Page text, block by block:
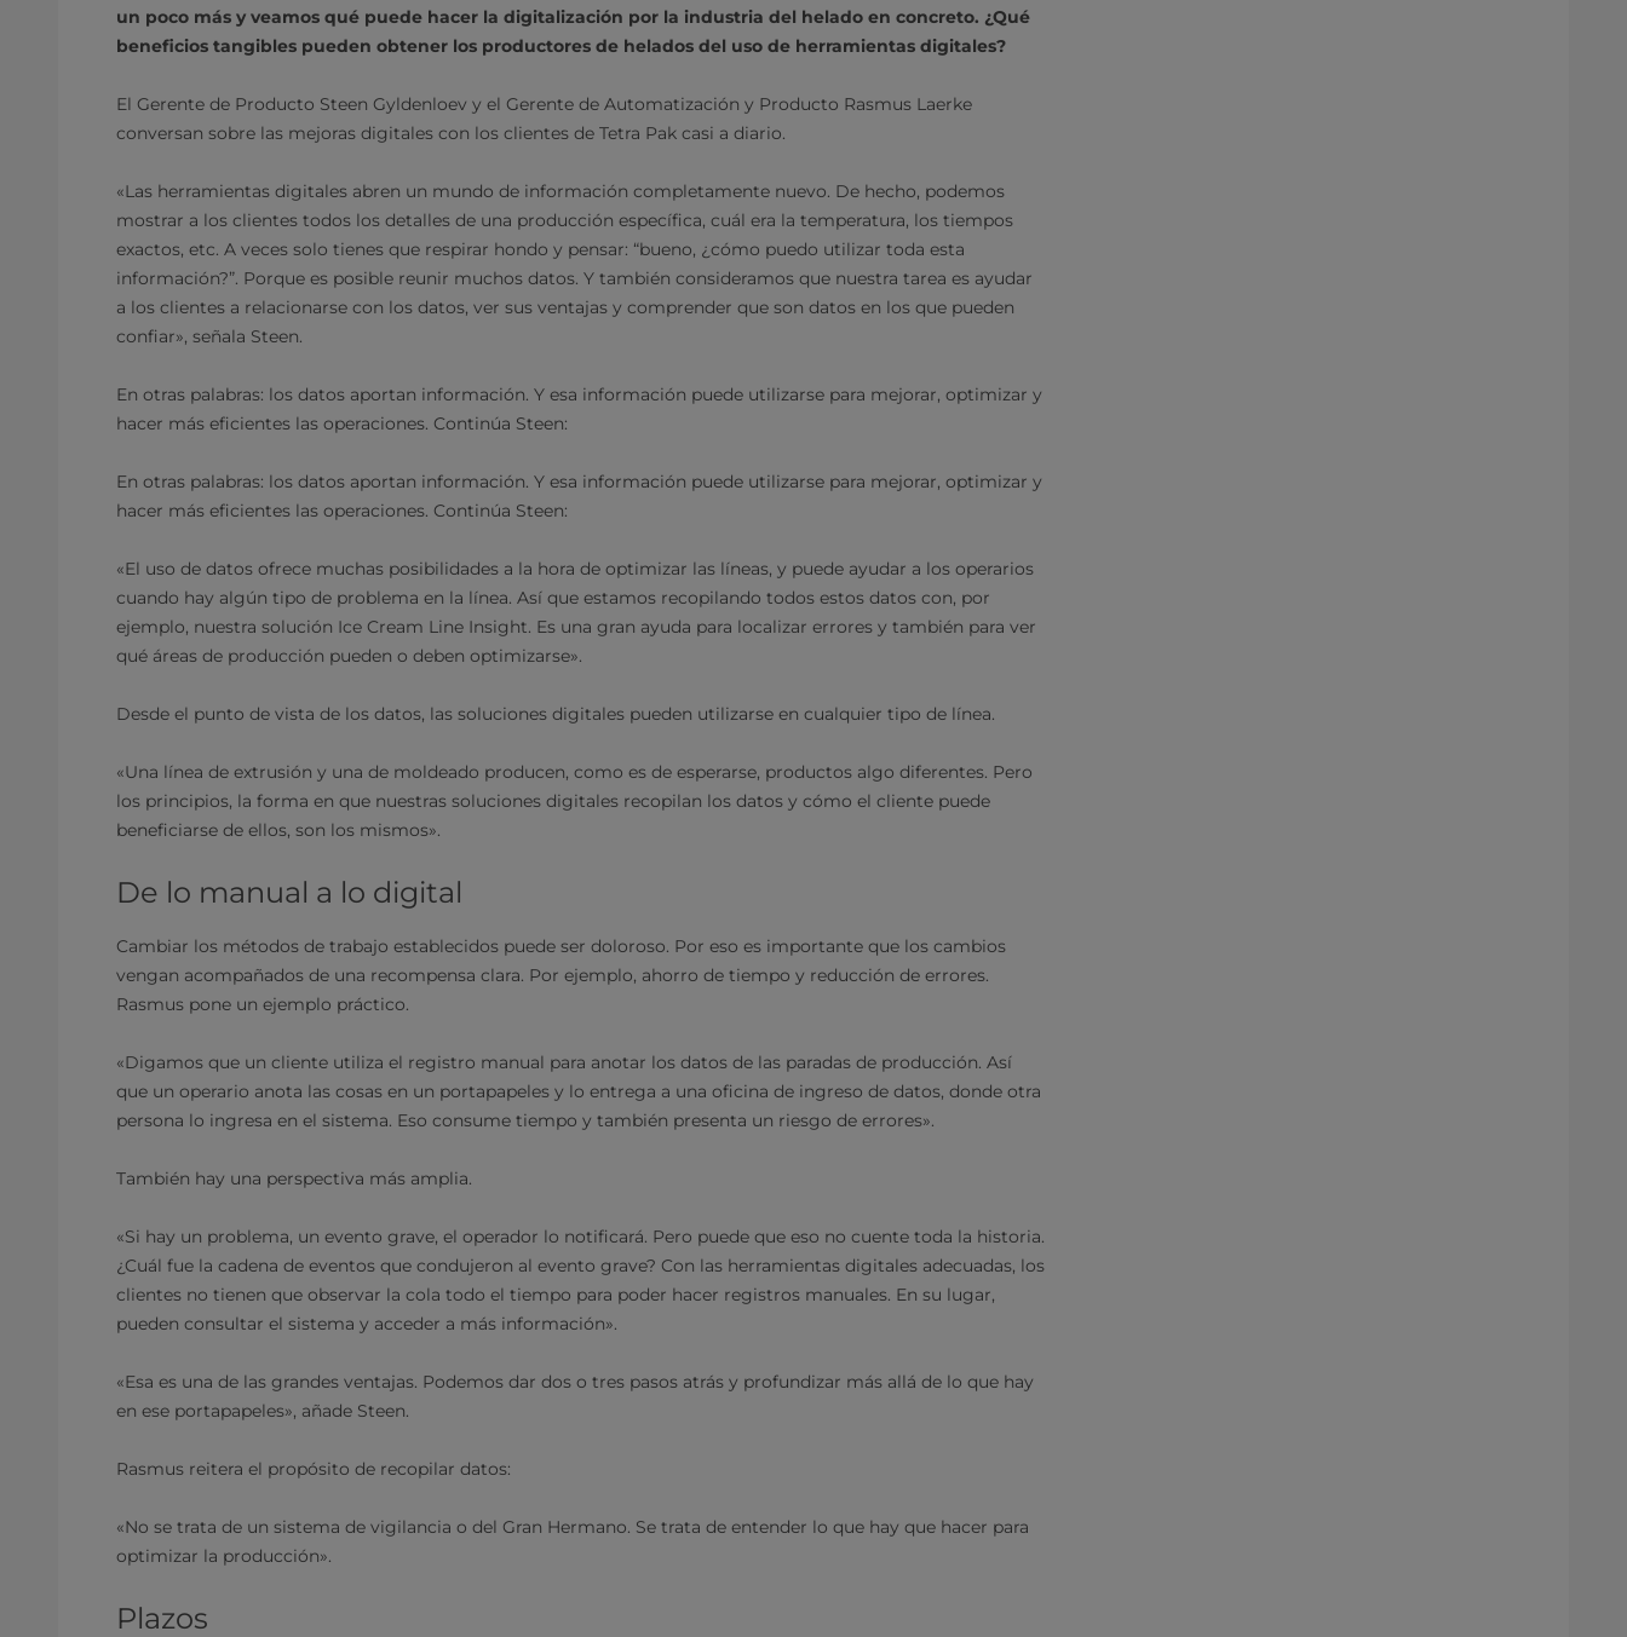
un poco más y veamos qué puede hacer la digitalización por la industria del helado en concreto. ¿Qué
beneficios tangibles pueden obtener los productores de helados del uso de herramientas digitales?
El Gerente de Producto Steen Gyldenloev y el Gerente de Automatización y Producto Rasmus Laerke
conversan sobre las mejoras digitales con los clientes de Tetra Pak casi a diario.
«Las herramientas digitales abren un mundo de información completamente nuevo. De hecho, podemos
mostrar a los clientes todos los detalles de una producción específica, cuál era la temperatura, los tiempos
exactos, etc. A veces solo tienes que respirar hondo y pensar: “bueno, ¿cómo puedo utilizar toda esta
información?”. Porque es posible reunir muchos datos. Y también consideramos que nuestra tarea es ayudar
a los clientes a relacionarse con los datos, ver sus ventajas y comprender que son datos en los que pueden
confiar», señala Steen.
En otras palabras: los datos aportan información. Y esa información puede utilizarse para mejorar, optimizar y
hacer más eficientes las operaciones. Continúa Steen:
En otras palabras: los datos aportan información. Y esa información puede utilizarse para mejorar, optimizar y
hacer más eficientes las operaciones. Continúa Steen:
«El uso de datos ofrece muchas posibilidades a la hora de optimizar las líneas, y puede ayudar a los operarios
cuando hay algún tipo de problema en la línea. Así que estamos recopilando todos estos datos con, por
ejemplo, nuestra solución Ice Cream Line Insight. Es una gran ayuda para localizar errores y también para ver
qué áreas de producción pueden o deben optimizarse».
Desde el punto de vista de los datos, las soluciones digitales pueden utilizarse en cualquier tipo de línea.
«Una línea de extrusión y una de moldeado producen, como es de esperarse, productos algo diferentes. Pero
los principios, la forma en que nuestras soluciones digitales recopilan los datos y cómo el cliente puede
beneficiarse de ellos, son los mismos».
De lo manual a lo digital
Cambiar los métodos de trabajo establecidos puede ser doloroso. Por eso es importante que los cambios
vengan acompañados de una recompensa clara. Por ejemplo, ahorro de tiempo y reducción de errores.
Rasmus pone un ejemplo práctico.
«Digamos que un cliente utiliza el registro manual para anotar los datos de las paradas de producción. Así
que un operario anota las cosas en un portapapeles y lo entrega a una oficina de ingreso de datos, donde otra
persona lo ingresa en el sistema. Eso consume tiempo y también presenta un riesgo de errores».
También hay una perspectiva más amplia.
«Si hay un problema, un evento grave, el operador lo notificará. Pero puede que eso no cuente toda la historia.
¿Cuál fue la cadena de eventos que condujeron al evento grave? Con las herramientas digitales adecuadas, los
clientes no tienen que observar la cola todo el tiempo para poder hacer registros manuales. En su lugar,
pueden consultar el sistema y acceder a más información».
«Esa es una de las grandes ventajas. Podemos dar dos o tres pasos atrás y profundizar más allá de lo que hay
en ese portapapeles», añade Steen.
Rasmus reitera el propósito de recopilar datos:
«No se trata de un sistema de vigilancia o del Gran Hermano. Se trata de entender lo que hay que hacer para
optimizar la producción».
Plazos